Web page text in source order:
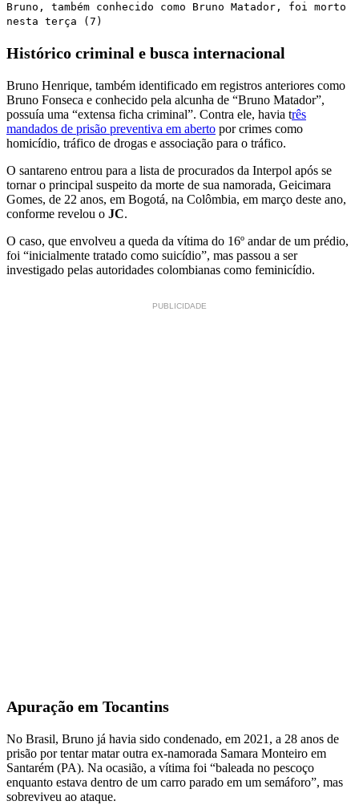
Bruno, também conhecido como Bruno Matador, foi morto
nesta terça (7)
Histórico criminal e busca internacional
Bruno Henrique, também identificado em registros anteriores como
Bruno Fonseca e conhecido pela alcunha de “Bruno Matador”,
possuía uma “extensa ficha criminal”. Contra ele, havia três
mandados de prisão preventiva em aberto por crimes como
homicídio, tráfico de drogas e associação para o tráfico.
O santareno entrou para a lista de procurados da Interpol após se
tornar o principal suspeito da morte de sua namorada, Geicimara
Gomes, de 22 anos, em Bogotá, na Colômbia, em março deste ano,
conforme revelou o JC.
O caso, que envolveu a queda da vítima do 16º andar de um prédio,
foi “inicialmente tratado como suicídio”, mas passou a ser
investigado pelas autoridades colombianas como feminicídio.
PUBLICIDADE
Apuração em Tocantins
No Brasil, Bruno já havia sido condenado, em 2021, a 28 anos de
prisão por tentar matar outra ex-namorada Samara Monteiro em
Santarém (PA). Na ocasião, a vítima foi “baleada no pescoço
enquanto estava dentro de um carro parado em um semáforo”, mas
sobreviveu ao ataque.